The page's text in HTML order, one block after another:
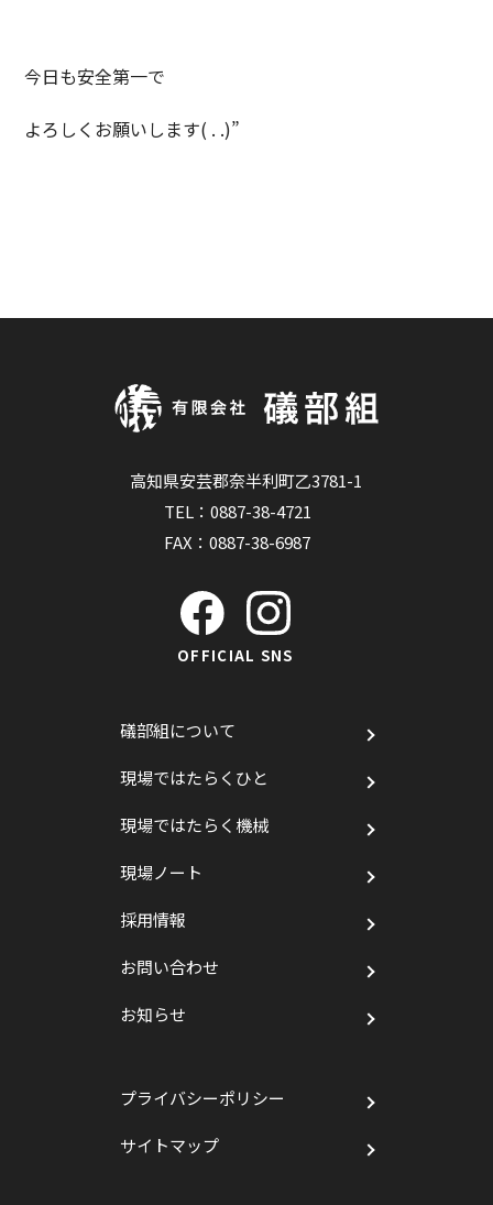
今日も安全第一で
よろしくお願いします( . .)”
高知県安芸郡奈半利町乙3781-1
TEL：0887-38-4721
FAX：0887-38-6987
OFFICIAL SNS
礒部組について
現場ではたらくひと
現場ではたらく機械
現場ノート
採用情報
お問い合わせ
お知らせ
プライバシーポリシー
サイトマップ